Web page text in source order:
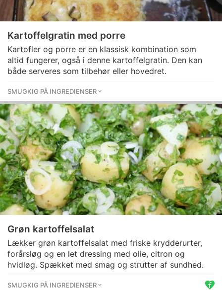
Kartoffelgratin med porre
Kartofler og porre er en klassisk kombination som
altid fungerer, også i denne kartoffelgratin. Den kan
både serveres som tilbehør eller hovedret.
SMUGKIG PÅ INGREDIENSER
Grøn kartoffelsalat
Lækker grøn kartoffelsalat med friske krydderurter,
forårsløg og en let dressing med olie, citron og
hvidløg. Spækket med smag og strutter af sundhed.
SMUGKIG PÅ INGREDIENSER